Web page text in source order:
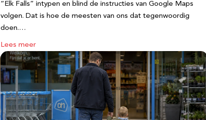
“Elk Falls” intypen en blind de instructies van Google Maps
volgen. Dat is hoe de meesten van ons dat tegenwoordig
doen.…
Lees meer